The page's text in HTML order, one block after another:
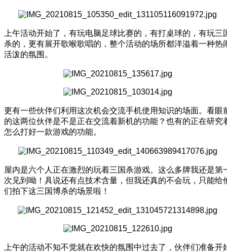
上午活动开始了，有玩电脑足球比赛的，有打桌球的，有玩三
杀的，更有展开歌喉歌唱的，整个活动的场所都洋溢着一种热
活泼的氛围。
更有一些伙伴们利用这次机会交流手机使用知识的场面。看眼
的这两位伙伴是不是正在交流着新机的功能？也有的正在研究
怎么打好一款游戏的功能。
屋内是六个人正在激烈的玩着三国杀游戏。这么多牌我还是第
次见到呦！具说还有点技术含量，但我还真的不会玩，只能给
们拍下这三国博杀的场景啦！
上午的活动不知不觉就在欢快的氛围中过去了，伙伴们准备开